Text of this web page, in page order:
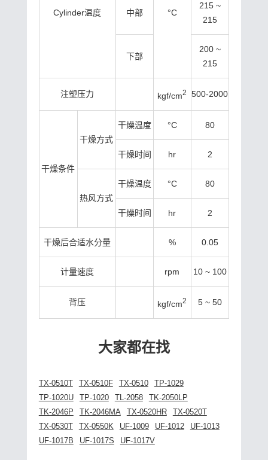
Cylinder温度 °C
中部
215 ~
215
下部
200 ~
215
注塑压力 kgf/cm2 500-2000
干燥条件
干燥方式
干燥温度 °C 80
干燥时间 hr 2
热风方式
干燥温度 °C 80
干燥时间 hr 2
干燥后合适水分量 % 0.05
计量速度 rpm 10 ~ 100
背压 kgf/cm2 5 ~ 50
大家都在找
TX-0510T TX-0510F TX-0510
TP-1029
TP-1020U
TP-1020 TL-2058
TK-2050LP
TK-2046P
TK-2046MA TX-0520HR
TX-0520T
TX-0530T
TX-0550K UF-1009 UF-1012
UF-1013
UF-1017B
UF-1017S UF-1017V